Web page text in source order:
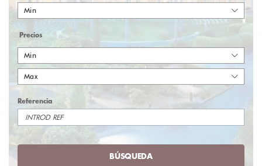
Min
Precios
Min
Max
Referencia
BÚSQUEDA